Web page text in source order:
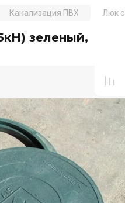
Канализация ПВХ Люк
зеленый,